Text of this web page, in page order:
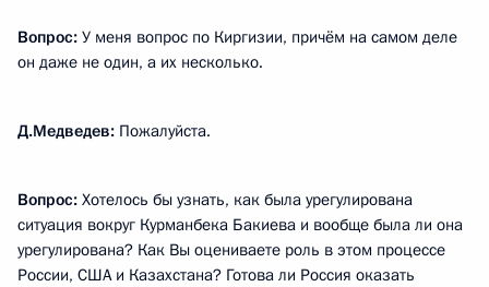
Вопрос: У меня вопрос по Киргизии, причём на самом деле
он даже не один, а их несколько.
Д.Медведев: Пожалуйста.
Вопрос: Хотелось бы узнать, как была урегулирована
ситуация вокруг Курманбека Бакиева и вообще была ли она
урегулирована? Как Вы оцениваете роль в этом процессе
России, США и Казахстана? Готова ли Россия оказать